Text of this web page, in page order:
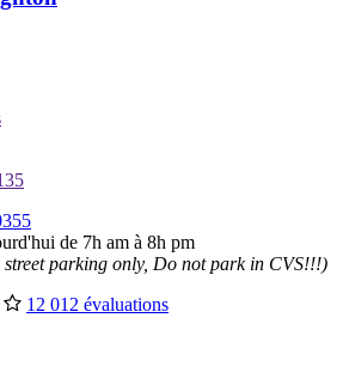
de 7h am à 8h pm
parking only, Do not park in CVS!!!)
12 012 évaluations